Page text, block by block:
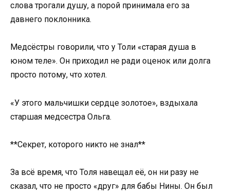
слова трогали душу, а порой принимала его за
давнего поклонника.
Медсёстры говорили, что у Толи «старая душа в
юном теле». Он приходил не ради оценок или долга
просто потому, что хотел.
«У этого мальчишки сердце золотое», вздыхала
старшая медсестра Ольга.
**Секрет, которого никто не знал**
За всё время, что Толя навещал её, он ни разу не
сказал, что не просто «друг» для бабы Нины. Он был